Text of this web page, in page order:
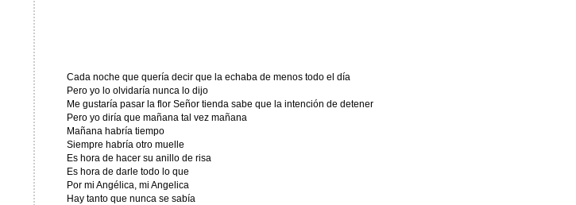
Cada noche que quería decir que la echaba de menos todo el día
Pero yo lo olvidaría nunca lo dijo
Me gustaría pasar la flor Señor tienda sabe que la intención de detener
Pero yo diría que mañana tal vez mañana
Mañana habría tiempo
Siempre habría otro muelle
Es hora de hacer su anillo de risa
Es hora de darle todo lo que
Por mi Angélica, mi Angelica
Hay tanto que nunca se sabía